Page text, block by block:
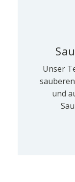
Unser
und